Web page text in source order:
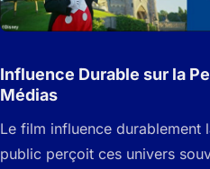
Influence Durable sur la
Médias
Le film influence durablement
public perçoit ces univers